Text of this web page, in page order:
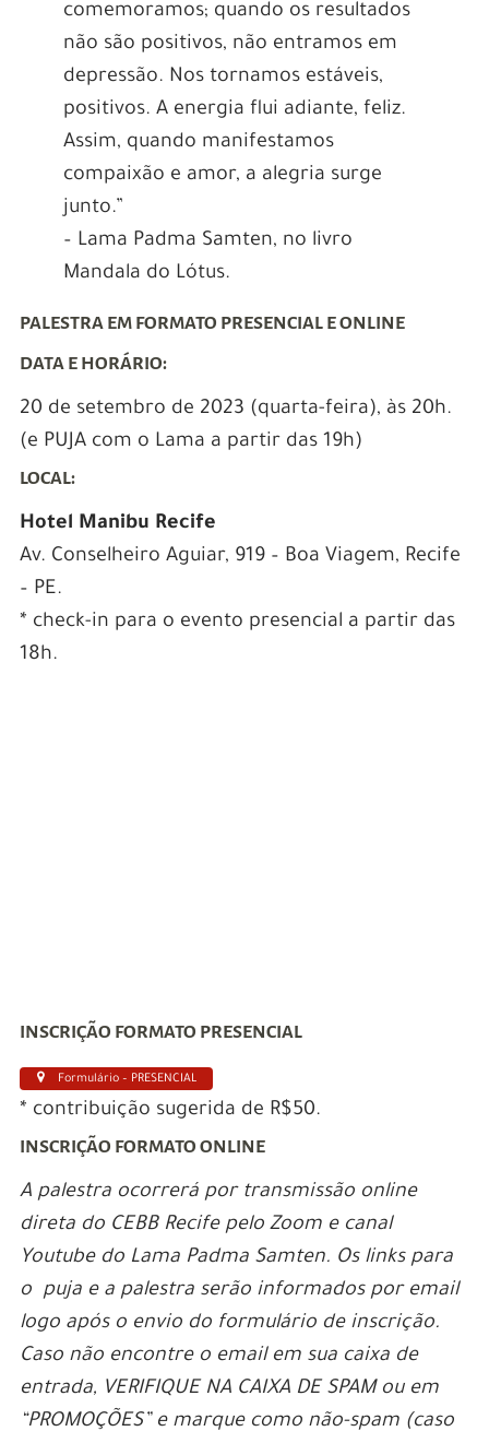
comemoramos; quando os resultados
não são positivos, não entramos em
depressão. Nos tornamos estáveis,
positivos. A energia flui adiante, feliz.
Assim, quando manifestamos
compaixão e amor, a alegria surge
junto.”
– Lama Padma Samten, no livro
Mandala do Lótus.
PALESTRA EM FORMATO PRESENCIAL E ONLINE
DATA E HORÁRIO:
20 de setembro de 2023 (quarta-feira), às 20h.
(e PUJA com o Lama a partir das 19h)
LOCAL:
Hotel Manibu Recife
Av. Conselheiro Aguiar, 919 – Boa Viagem, Recife
– PE.
* check-in para o evento presencial a partir das
18h.
INSCRIÇÃO FORMATO PRESENCIAL
Formulário – PRESENCIAL
* contribuição sugerida de R$50.
INSCRIÇÃO FORMATO ONLINE
A palestra ocorrerá por transmissão online
direta do CEBB Recife pelo Zoom e canal
Youtube do Lama Padma Samten. Os links para
o puja e a palestra serão informados por email
logo após o envio do formulário de inscrição.
Caso não encontre o email em sua caixa de
entrada, VERIFIQUE NA CAIXA DE SPAM ou em
“PROMOÇÕES” e marque como não-spam (caso